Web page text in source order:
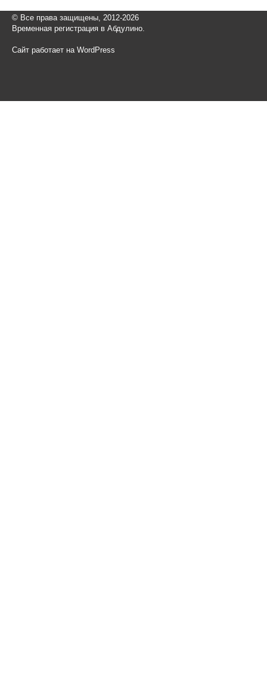
© Все права защищены, 2012-2026
Временная регистрация в Абдулино.
Сайт работает на WordPress